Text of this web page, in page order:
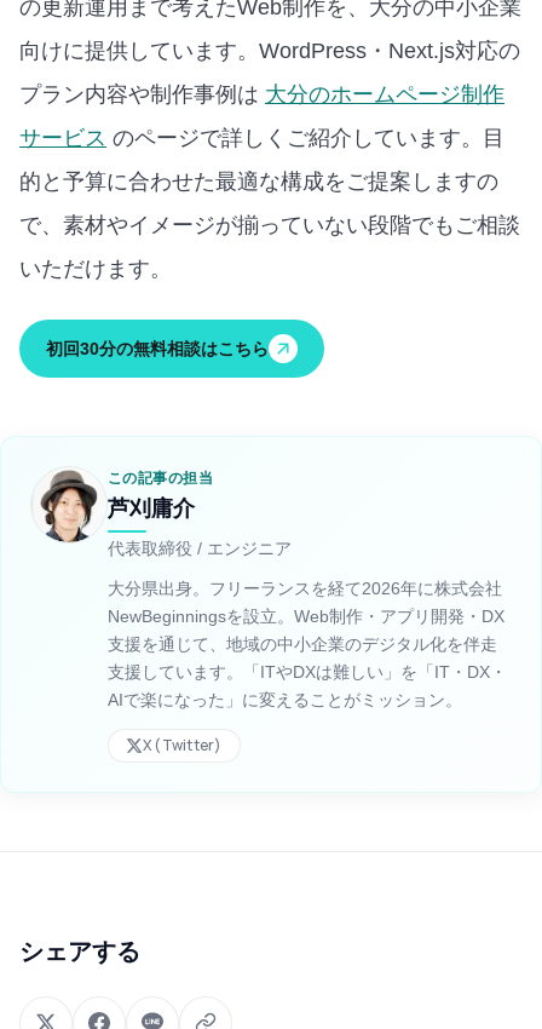
の更新運用まで考えたWeb制作を、大分の中小企業
向けに提供しています。 WordPress・Next.js対応の
プラン内容や制作事例は 大分のホームページ制作
サービス のページで詳しくご紹介しています。
目
的と予算に合わせた最適な構成をご提案しますの
で、素材やイメージが揃っていない段階でもご相談
いただけます。
初回30分の無料相談はこちら
この記事の担当
芦刈庸介
代表取締役 / エンジニア
大分県出身。フリーランスを経て2026年に株式会社
NewBeginningsを設立。Web制作・アプリ開発・DX
支援を通じて、地域の中小企業のデジタル化を伴走
支援しています。「ITやDXは難しい」を「IT・DX・
AIで楽になった」に変えることがミッション。
X (Twitter)
シェアする